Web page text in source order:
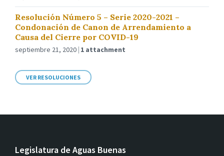
Resolución Número 5 – Serie 2020-2021 –
Condonación de Canon de Arrendamiento a
Causa del Cierre por COVID-19
septiembre 21, 2020 1 attachment
VER RESOLUCIONES
Legislatura de Aguas Buenas